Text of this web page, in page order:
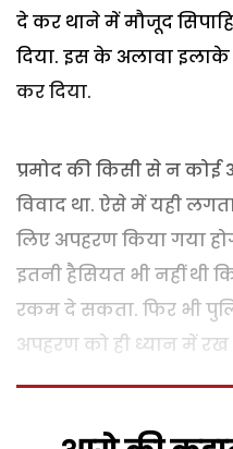
दे कर थाने में मौजूद
दिया. इस के अलावा
कर दिया.
प्रमोद की किसी से न
विवाद था. ऐसे में यही
लिए अपहरण किया गया
इतनी हैसियत भी नहीं थी
रकम दे सकता. फिर भी
अपहरण को ही ध्यान में रख